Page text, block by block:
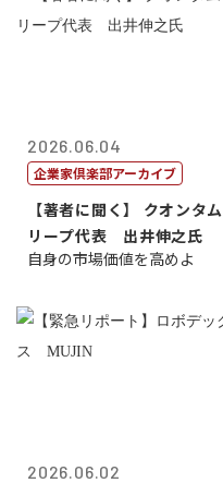
2026.06.04
企業家倶楽部アーカイブ
【著者に聞く】 クオンタム
リープ代表 出井伸之氏
自身の市場価値を高めよ
2026.06.02